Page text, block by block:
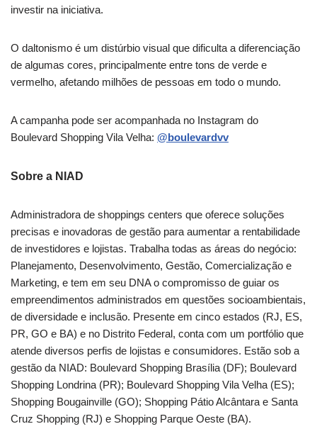
investir na iniciativa.
O daltonismo é um distúrbio visual que dificulta a diferenciação
de algumas cores, principalmente entre tons de verde e
vermelho, afetando milhões de pessoas em todo o mundo.
A campanha pode ser acompanhada no Instagram do
Boulevard Shopping Vila Velha: @boulevardvv
Sobre a NIAD
Administradora de shoppings centers que oferece soluções
precisas e inovadoras de gestão para aumentar a rentabilidade
de investidores e lojistas. Trabalha todas as áreas do negócio:
Planejamento, Desenvolvimento, Gestão, Comercialização e
Marketing, e tem em seu DNA o compromisso de guiar os
empreendimentos administrados em questões socioambientais,
de diversidade e inclusão. Presente em cinco estados (RJ, ES,
PR, GO e BA) e no Distrito Federal, conta com um portfólio que
atende diversos perfis de lojistas e consumidores. Estão sob a
gestão da NIAD: Boulevard Shopping Brasília (DF); Boulevard
Shopping Londrina (PR); Boulevard Shopping Vila Velha (ES);
Shopping Bougainville (GO); Shopping Pátio Alcântara e Santa
Cruz Shopping (RJ) e Shopping Parque Oeste (BA).